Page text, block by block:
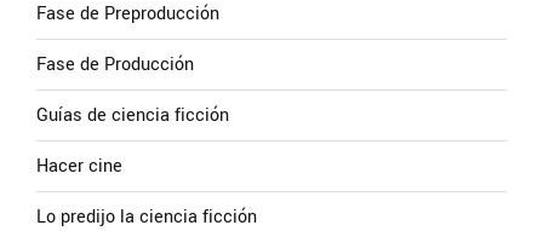
Fase de Preproducción
Fase de Producción
Guías de ciencia ficción
Hacer cine
Lo predijo la ciencia ficción